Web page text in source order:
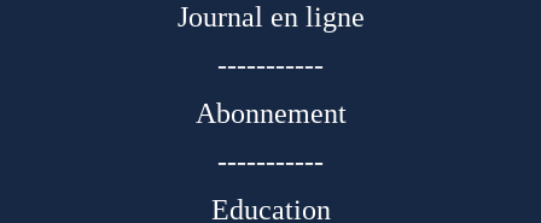
Journal en ligne
-----------
Abonnement
-----------
Education